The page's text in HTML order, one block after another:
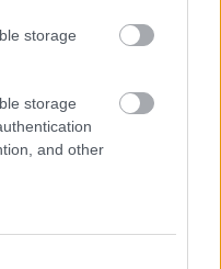
storage
storage
and other
εργασίας στο
Νέος
– Τι αλλάζει